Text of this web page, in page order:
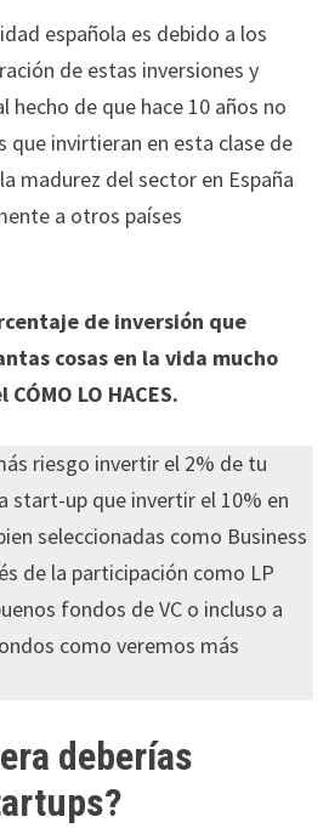
española es debido a los
de estas inversiones y
hecho de que hace 10 años no
invirtieran en esta clase de
madurez del sector en España
a otros países
de inversión que
cosas en la vida mucho
LO HACES.
riesgo invertir el 2% de tu
start-up que invertir el 10% en
seleccionadas como Business
de la participación como LP
fondos de VC o incluso a
como veremos más
deberías